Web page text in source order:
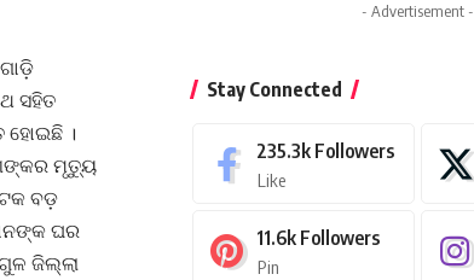
ସହିତ
ହୋଇଛି ।
ମୃତ୍ୟୁ
ବଡ଼
ଘର
ଜିଲ୍ଲା
- Advertisement -
Stay Connected
235.3k Followers
Like
11.6k Followers
Pin